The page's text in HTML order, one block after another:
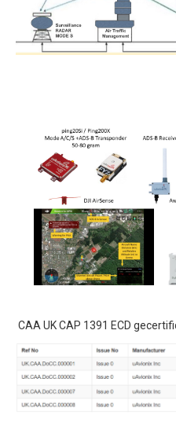
PH-1KS DJI P3P
PH-2GO DJI I1
Systemen & Diensten
Vluchtuitvoering
Dataverwerking van
Vliegen in gecontroleerd
Detect and avoid - ADS-B
Testen Transponder
Training
Portfolio
Nieuws
Contact
CAA UK CAP 1391 ECD